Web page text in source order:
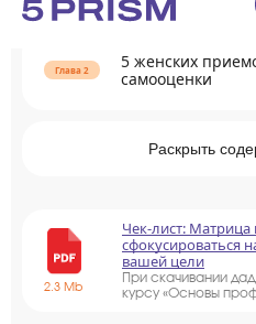
5 женских
самооценки
Раскрыть
2.3 Mb
Чек-лист:
сфокусироваться
вашей цели
При скачивании
курсу «Основы